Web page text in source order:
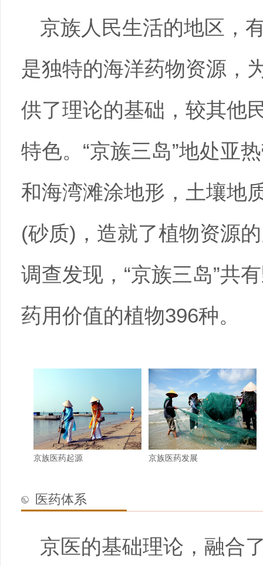
京族人民生活的地区，
是独特的海洋药物资源，
供了理论的基础，较其他
特色。“京族三岛”地处亚
和海湾滩涂地形，土壤地
(砂质)，造就了植物资源
调查发现，“京族三岛”共
药用价值的植物396种。
京族医药起源 京族医药发展
医药体系
京医的基础理论，融合